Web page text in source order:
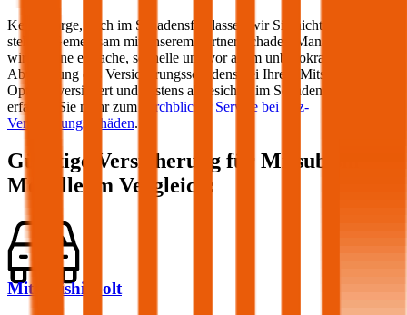
Keine Sorge, auch im Schadensfall lassen wir Sie nicht im Regen
stehen! Gemeinsam mit unserem Partner Schaden-Manager sorgen
wir für eine einfache, schnelle und vor allem unbürokratische
Abwicklung des Versicherungsschadens bei Ihrem Mitsubishi
Optimal versichert und bestens abgesichert im Schadensfall –
erfahren Sie mehr zum
durchblicker Service bei Kfz-
Versicherungsschäden.
Günstige Versicherung für Mitsubishi
Modelle im Vergleich:
Mitsubishi Colt